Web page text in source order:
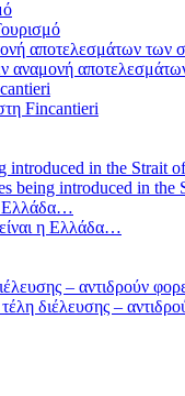
αναμονή
Fincantieri
being introduced in the
η Ελλάδα…
διέλευσης –